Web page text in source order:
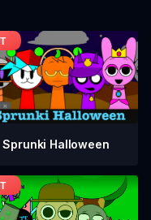
Sprunki Halloween